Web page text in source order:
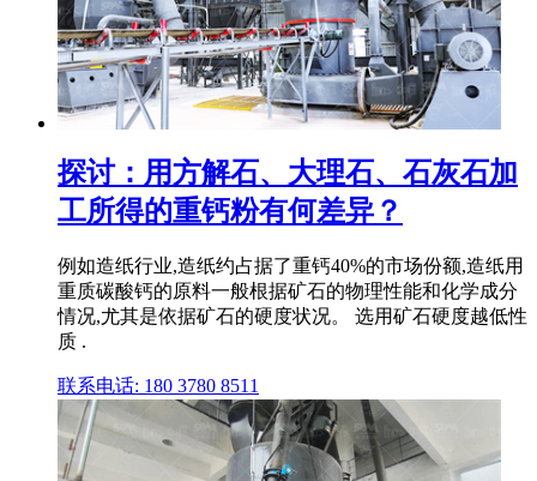
探讨：用方解石、大理石、石灰石加
工所得的重钙粉有何差异？
例如造纸行业,造纸约占据了重钙40%的市场份额,造纸用
重质碳酸钙的原料一般根据矿石的物理性能和化学成分
情况,尤其是依据矿石的硬度状况。 选用矿石硬度越低性
质 .
联系电话: 180 3780 8511